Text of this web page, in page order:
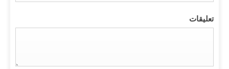
تعليقات